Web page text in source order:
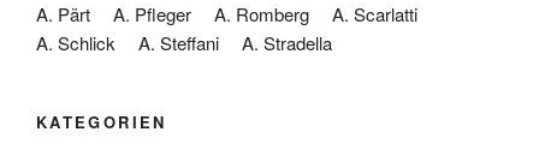
A. Pärt
A. Pfleger A. Romberg
A. Scarlatti
A. Schlick
A. Steffani A. Stradella
KATEGORIEN